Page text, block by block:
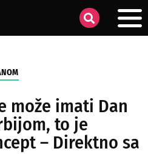
može imati Dan
to je
– Direktno sa